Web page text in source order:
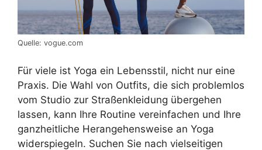
Quelle: vogue.com
Für viele ist Yoga ein Lebensstil, nicht nur eine
Praxis. Die Wahl von Outfits, die sich problemlos
vom Studio zur Straßenkleidung übergehen
lassen, kann Ihre Routine vereinfachen und Ihre
ganzheitliche Herangehensweise an Yoga
widerspiegeln. Suchen Sie nach vielseitigen